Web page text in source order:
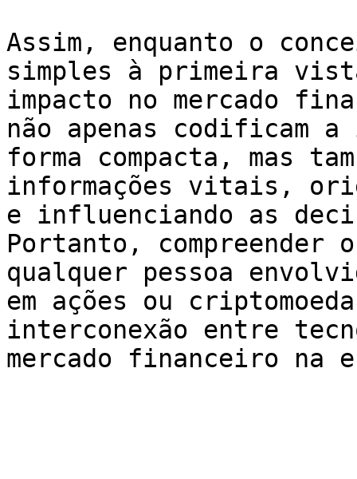
Assim, enquanto o
simples à primeira
impacto no mercado
não apenas codificam
forma compacta, mas
informações vitais,
e influenciando as
Portanto,
qualquer pessoa
em ações ou
interconexão entre